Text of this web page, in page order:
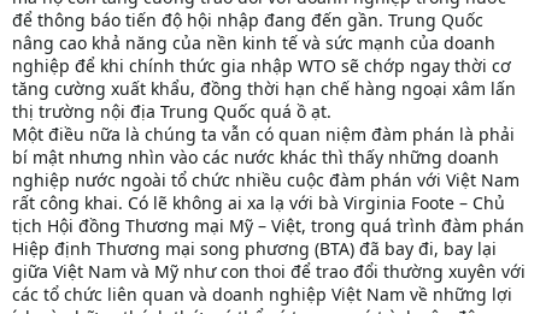
để thông báo tiến độ hội nhập đang đến gần. Trung Quốc
nâng cao khả năng của nền kinh tế và sức mạnh của doanh
nghiệp để khi chính thức gia nhập WTO sẽ chớp ngay thời cơ
tăng cường xuất khẩu, đồng thời hạn chế hàng ngoại xâm lấn
thị trường nội địa Trung Quốc quá ồ ạt.
Một điều nữa là chúng ta vẫn có quan niệm đàm phán là phải
bí mật nhưng nhìn vào các nước khác thì thấy những doanh
nghiệp nước ngoài tổ chức nhiều cuộc đàm phán với Việt Nam
rất công khai. Có lẽ không ai xa lạ với bà Virginia Foote – Chủ
tịch Hội đồng Thương mại Mỹ – Việt, trong quá trình đàm phán
Hiệp định Thương mại song phương (BTA) đã bay đi, bay lại
giữa Việt Nam và Mỹ như con thoi để trao đổi thường xuyên với
các tổ chức liên quan và doanh nghiệp Việt Nam về những lợi